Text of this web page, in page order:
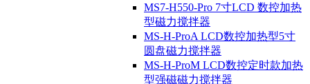
MS7-H550-Pro 7寸LCD 数控加热
型磁力搅拌器
MS-H-ProA LCD数控加热型5寸
圆盘磁力搅拌器
MS-H-ProM LCD数控定时款加热
型强磁磁力搅拌器